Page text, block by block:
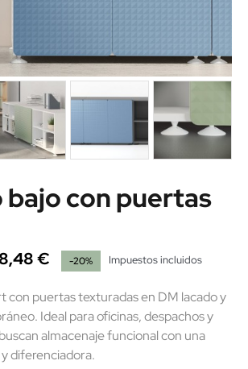
con puertas
€ -20% Impuestos incluidos
con puertas texturadas en DM lacado y
Ideal para oficinas, despachos y
almacenaje funcional con una
diferenciadora.